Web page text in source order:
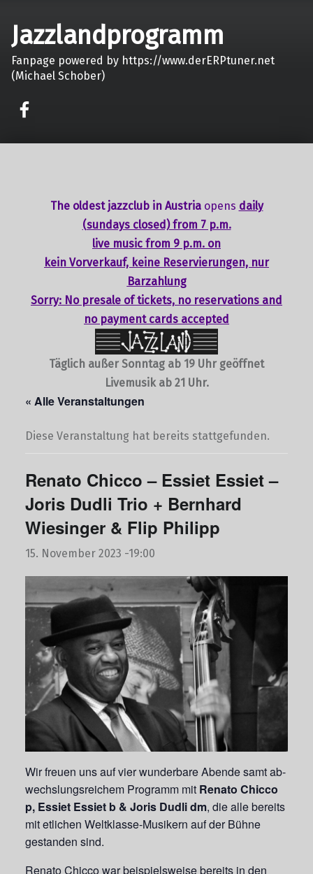
Jazzlandprogramm
Fanpage powered by https://www.derERPtuner.net
(Michael Schober)
The oldest jazzclub in Austria opens daily
(sundays closed) from 7 p.m.
live music from 9 p.m. on
kein Vorverkauf, keine Reservierungen, nur
Barzahlung
Sorry: No presale of tickets, no reservations and
no payment cards accepted
Täglich außer Sonntag ab 19 Uhr geöffnet
Livemusik ab 21 Uhr.
« Alle Veranstaltungen
Diese Veranstaltung hat bereits stattgefunden.
Renato Chicco – Essiet Essiet –
Joris Dudli Trio + Bernhard
Wiesinger & Flip Philipp
15. November 2023 -19:00
Wir freuen uns auf vier wunderbare Abende samt ab-
wechslungsreichem Programm mit Renato Chicco
p, Essiet Essiet b & Joris Dudli dm, die alle bereits
mit etlichen Weltklasse-Musikern auf der Bühne
gestanden sind.
Renato Chicco war beispielsweise bereits in den